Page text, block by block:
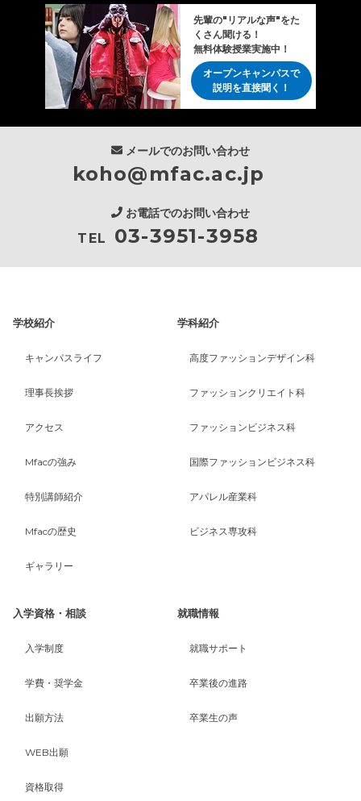
先輩の"リアルな声"をた
くさん聞ける！
無料体験授業実施中！
オープンキャンパスで
説明を直接聞く！
メールでのお問い合わせ
koho@mfac.ac.jp
お電話でのお問い合わせ
TEL 03-3951-3958
学校紹介
キャンパスライフ
理事長挨拶
アクセス
Mfacの強み
特別講師紹介
Mfacの歴史
ギャラリー
学科紹介
高度ファッションデザイン科
ファッションクリエイト科
ファッションビジネス科
国際ファッションビジネス科
アパレル産業科
ビジネス専攻科
入学資格・相談
入学制度
学費・奨学金
出願方法
WEB出願
資格取得
就職情報
就職サポート
卒業後の進路
卒業生の声